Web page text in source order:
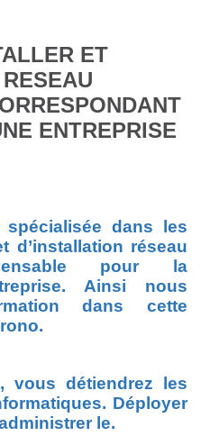
ET
ENTREPRISE
dans les
d’installation réseau
pour la
Ainsi nous
dans cette
vous détiendrez les
Déployer
le.